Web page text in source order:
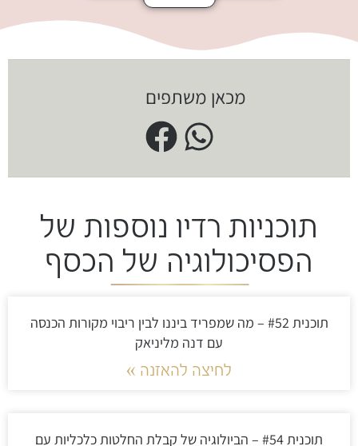
מכאן משתפים
תוכניות רדיו נוספות של
הפסיכולוגיה של הכסף
תוכנית #52 – מה שמפריד ביננו לבין ריבוי מקורות הכנסה
עם דנה מליניאק
לחיצה להאזנה »
תוכנית #54 – הביולוגיה של קבלת החלטות כלכליות עם